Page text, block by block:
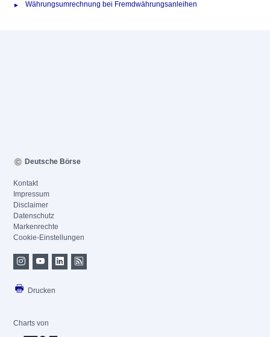
Währungsumrechnung bei Fremdwährungsanleihen
Deutsche Börse
Kontakt
Impressum
Disclaimer
Datenschutz
Markenrechte
Cookie-Einstellungen
Drucken
Charts von